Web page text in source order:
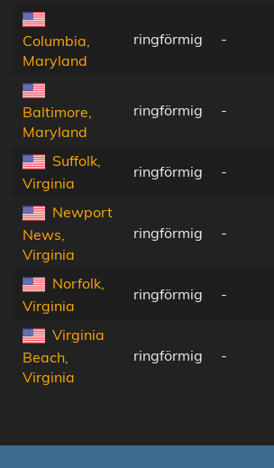
Columbia,
Maryland
ringförmig -
Baltimore,
Maryland
ringförmig -
Suffolk,
Virginia
ringförmig -
Newport
News,
Virginia
ringförmig -
Norfolk,
Virginia
ringförmig -
Virginia
Beach,
Virginia
ringförmig -